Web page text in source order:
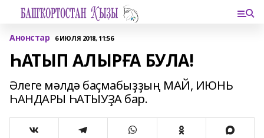
Анонстар 6 ИЮЛЯ 2018, 11:56
ҺАТЫП АЛЫРҒА БУЛА!
Әлеге мәлдә баҫмабыҙҙың МАЙ, ИЮНЬ
ҺАНДАРЫ ҺАТЫУҘА бар.